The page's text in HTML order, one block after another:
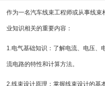
作为一名汽车线束工程师或从事线
业知识相关的重要内容：
1.电气基础知识：了解电流、电压、
流电路的特性和计算方法。
2.线束设计原理：掌握线束设计的基